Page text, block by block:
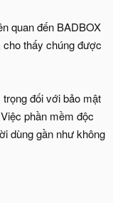
quan đến BADBOX
thấy chúng được
đối với bảo mật
phần mềm độc
dùng gần như không